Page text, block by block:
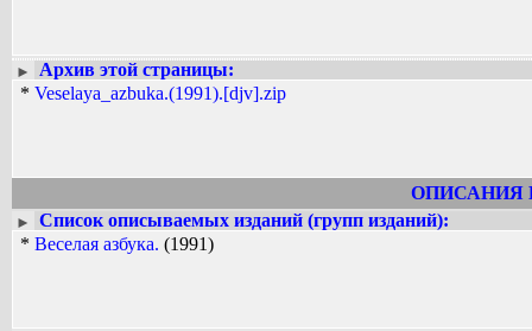
►
Архив этой страницы:
* Veselaya_azbuka.(1991).[djv].zip
ОПИСАНИЯ
►
Список описываемых изданий (групп изданий):
* Веселая азбука. (1991)